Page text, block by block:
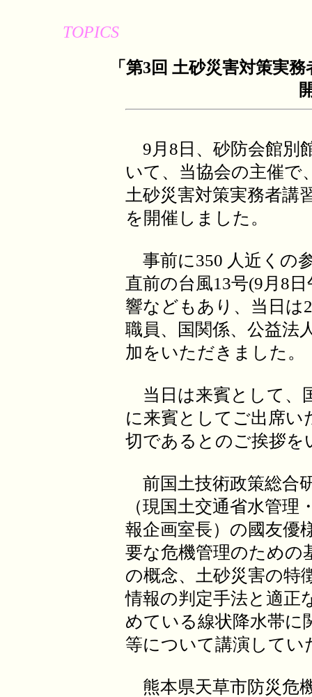
TOPICS
「第3回 土砂災害対策実
9月8日、砂防会館別
いて、当協会の主催で
土砂災害対策実務者講
を開催しました。
事前に350 人近くの
直前の台風13号(9月8
響などもあり、当日は
職員、国関係、公益法
加をいただきました。
当日は来賓として、
に来賓としてご出席い
切であるとのご挨拶を
前国土技術政策総合
（現国土交通省水管
報企画室長）の國友優
要な危機管理のための
の概念、土砂災害の特
情報の判定手法と適正
めている線状降水帯に
等について講演してい
熊本県天草市防災危